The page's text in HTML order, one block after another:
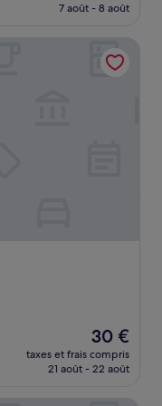
prix
de
73 €
7 août - 8 août
Le
nouveau
prix
de
30 €
taxes et frais compris
21 août - 22 août